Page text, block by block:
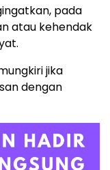
pada
atau kehendak
jika
dengan